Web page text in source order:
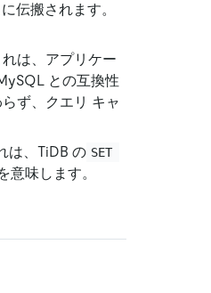
伝搬されます。
は、アプリケー
との互換性
ず、クエリ キャ
は、TiDB の SET
意味します。